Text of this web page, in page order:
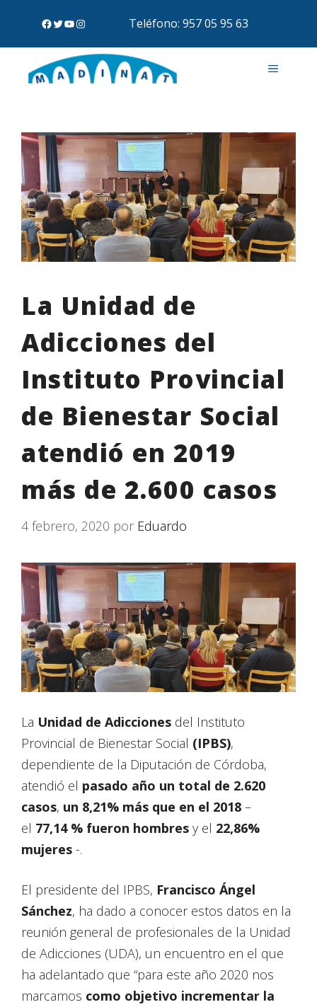
Teléfono: 957 05 95 63
La Unidad de
Adicciones del
Instituto Provincial
de Bienestar Social
atendió en 2019
más de 2.600 casos
4 febrero, 2020 por Eduardo
La Unidad de Adicciones del Instituto
Provincial de Bienestar Social (IPBS),
dependiente de la Diputación de Córdoba,
atendió el pasado año un total de 2.620
casos, un 8,21% más que en el 2018 –
el 77,14 % fueron hombres y el 22,86%
mujeres -.
El presidente del IPBS, Francisco Ángel
Sánchez, ha dado a conocer estos datos en la
reunión general de profesionales de la Unidad
de Adicciones (UDA), un encuentro en el que
ha adelantado que “para este año 2020 nos
marcamos como objetivo incrementar la